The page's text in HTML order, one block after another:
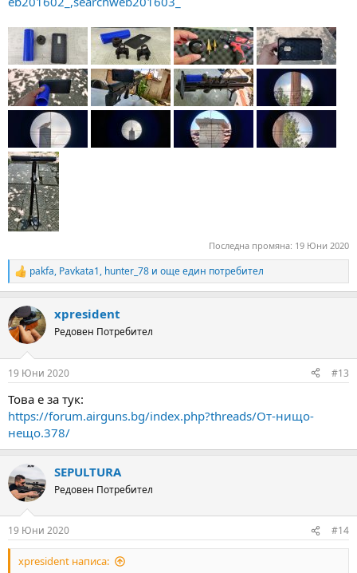
Последна промяна: 19 Юни 2020
R
e
c
t
i
s
pakfa, Pavkata1, hunter_78 и още един потребител
xpresident
Редовен Потребител
19 Юни 2020 #13
Това е за тук:
https://forum.airguns.bg/index.php?threads/От-нищо-
нещо.378/
SEPULTURA
Редовен Потребител
19 Юни 2020 #14
xpresident написа: